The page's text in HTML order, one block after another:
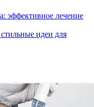
эффективное лечение
идеи для